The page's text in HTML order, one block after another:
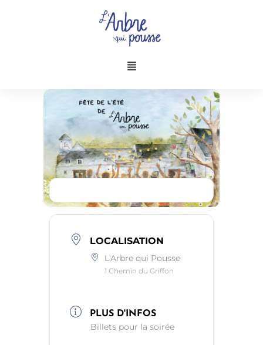
Menu
LOCALISATION
L'Arbre qui Pousse
1 Chemin du Griffon
PLUS D'INFOS
Billets pour la soirée